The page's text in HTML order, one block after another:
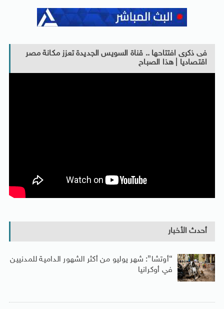
فى ذكرى افتتاحها .. قناة السويس الجديدة تعزز مكانة مصر
اقتصاديا | هذا الصباح
أحدث الأخبار
“أوتشا”: شهر يوليو من أكثر الشهور الدامية للمدنيين
في أوكرانيا